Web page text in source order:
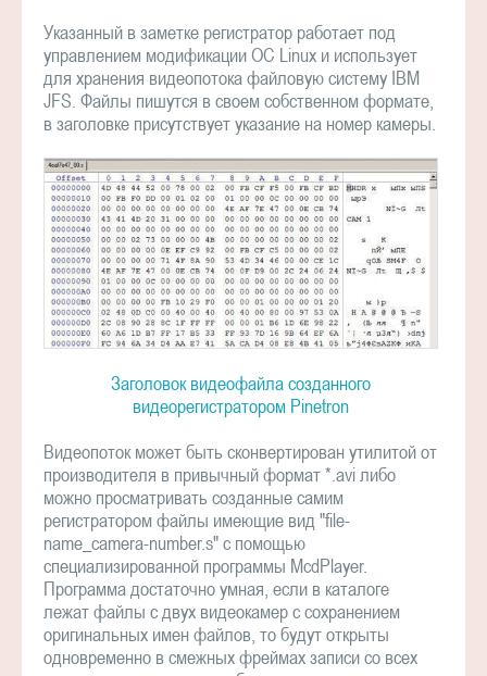
Указанный в заметке регистратор работает под
управлением модификации ОС Linux и использует
для хранения видеопотока файловую систему IBM
JFS. Файлы пишутся в своем собственном формате,
в заголовке присутствует указание на номер камеры.
Заголовок видеофайла созданного
видеорегистратором Pinetron
Видеопоток может быть сконвертирован утилитой от
производителя в привычный формат *.avi либо
можно просматривать созданные самим
регистратором файлы имеющие вид "file-
name_camera-number.s" с помощью
специализированной программы McdPlayer.
Программа достаточно умная, если в каталоге
лежат файлы с двух видеокамер с сохранением
оригинальных имен файлов, то будут открыты
одновременно в смежных фреймах записи со всех